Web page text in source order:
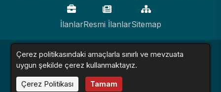
İlanlarResmi İlanlarSitemap
Haber Sitesi © 2016 - 2024. Tüm Hakları Saklıdır.
Altyapı:Haber Yazılımı
Çerez politikasındaki amaçlarla sınırlı ve mevzuata
uygun şekilde çerez kullanmaktayız.
Çerez Politikası
Tamam